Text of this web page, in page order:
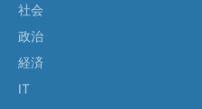
社会
政治
経済
IT